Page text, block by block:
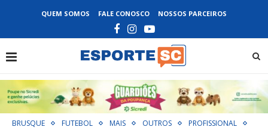
QUEM SOMOS FALE CONOSCO NOSSOS PARCEIROS
BRUSQUE FUTEBOL MAIS OUTROS
PROFISSIONAL